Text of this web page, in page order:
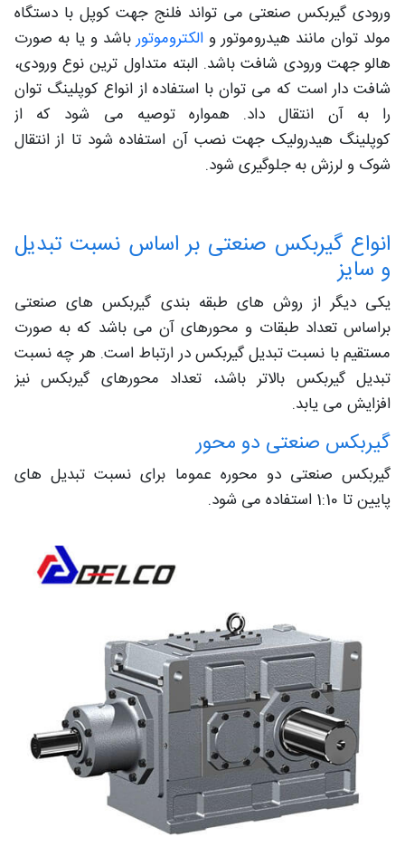
ورودی گیربکس‌ صنعتی می تواند فلنج جهت کوپل با دستگاه
مولد توان مانند هیدروموتور و الکتروموتورباشد و یا به صورت
هالو جهت ورودی شافت باشد. البته متداول ترین نوع ورودی،
شافت دار است که می توان با استفاده از انواع کوپلینگ توان
را به آن انتقال داد. همواره توصیه می شود که از
کوپلینگ هیدرولیک جهت نصب آن استفاده شود تا از انتقال
شوک و لرزش به جلوگیری شود.
انواع گیربکس صنعتی بر اساس نسبت تبدیل
و سایز
یکی دیگر از روش های طبقه بندی گیربکس های صنعتی
براساس تعداد طبقات و محورهای آن می باشد که به صورت
مستقیم با نسبت تبدیل گیربکس در ارتباط است. هر چه نسبت
تبدیل گیربکس بالاتر باشد، تعداد محورهای گیربکس نیز
افزایش می یابد.
گیربکس صنعتی دو محور
گیربکس صنعتی دو محوره عموما برای نسبت تبدیل های
پایین تا 1:10 استفاده می شود.